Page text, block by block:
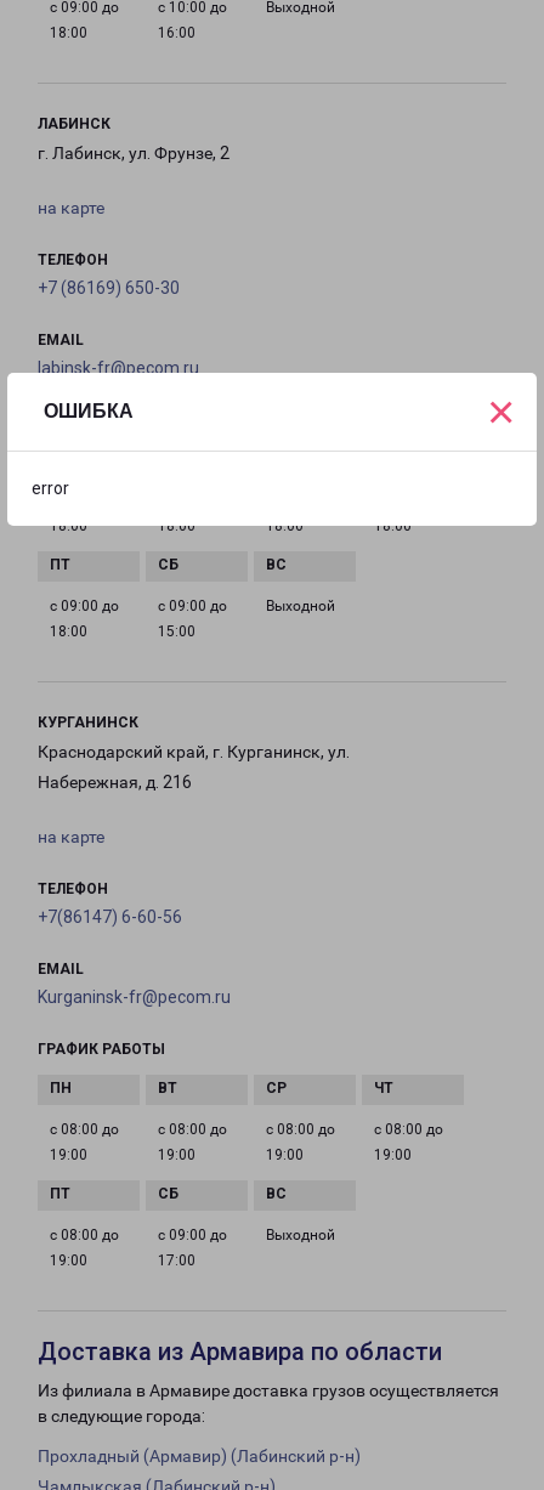
ОШИБКА
error
×
с 09:00 до
18:00
с 10:00 до
16:00
Выходной
ЛАБИНСК
г. Лабинск, ул. Фрунзе, 2
на карте
ТЕЛЕФОН
+7 (86169) 650-30
EMAIL
labinsk-fr@pecom.ru
ГРАФИК РАБОТЫ
18:00
18:00
18:00
18:00
с 09:00 до
18:00
с 09:00 до
15:00
Выходной
КУРГАНИНСК
Краснодарский край, г. Курганинск, ул.
Набережная, д. 216
на карте
ТЕЛЕФОН
+7(86147) 6-60-56
EMAIL
Kurganinsk-fr@pecom.ru
ГРАФИК РАБОТЫ
с 08:00 до
19:00
с 08:00 до
19:00
с 08:00 до
19:00
с 08:00 до
19:00
с 08:00 до
19:00
с 09:00 до
17:00
Выходной
Доставка из Армавира по области
Из филиала в Армавире доставка грузов осуществляется
в следующие города:
Прохладный (Армавир) (Лабинский р-н)